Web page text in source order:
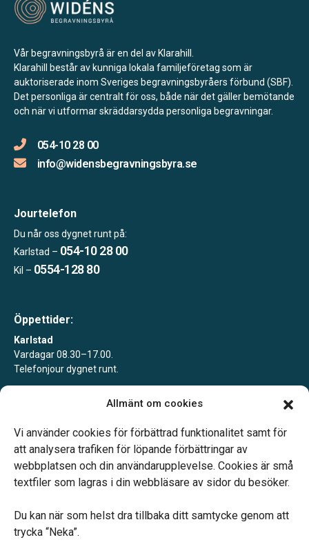
Allmänt om cookies
Vi använder cookies för förbättrad funktionalitet samt för
att analysera trafiken för löpande förbättringar av
webbplatsen och din användarupplevelse. Cookies är små
textfiler som lagras i din webbläsare av sidor du besöker.
Du kan när som helst dra tillbaka ditt samtycke genom att
trycka “Neka”.
Vår begravningsbyrå är en del av Klarahill.
Klarahill består av kunniga lokala familjeföretag som är
auktoriserade inom Sveriges begravningsbyråers förbund (SBF).
Det personliga är centralt för oss, både när det gäller bemötande
och när vi utformar skräddarsydda personliga begravningar.
054-10 28 00
info@widensbegravningsbyra.se
Jourtelefon
Du når oss dygnet runt på:
Karlstad – 054-10 28 00
Kil – 0554-128 80
Öppettider:
Karlstad
Vardagar 08.30–17.00.
Telefonjour dygnet runt.
Telefonjour dygnet runt.
Vårt systerbolag Verahill hjälper dig med familjejuridiken –